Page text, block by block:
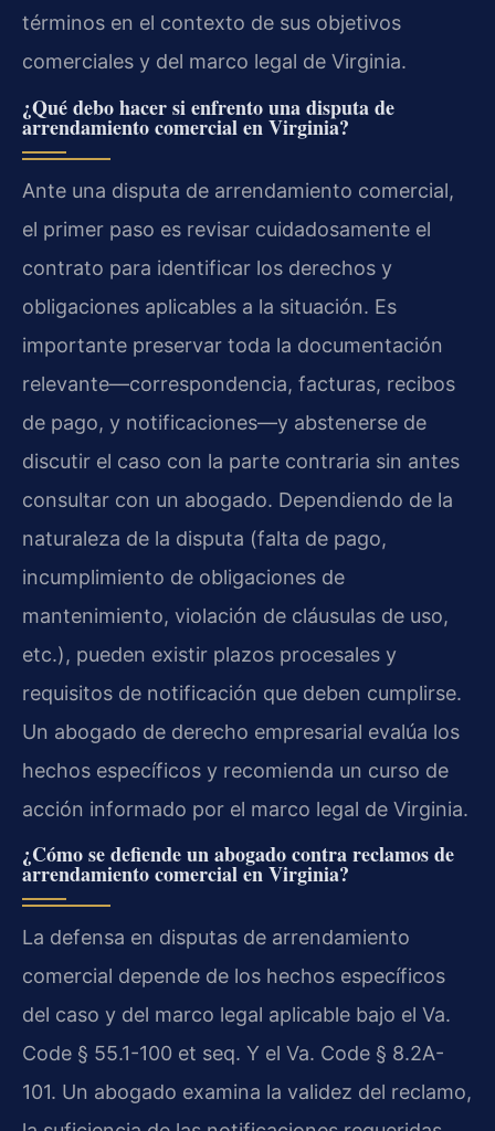
términos en el contexto de sus objetivos
comerciales y del marco legal de Virginia.
¿Qué debo hacer si enfrento una disputa de
arrendamiento comercial en Virginia?
Ante una disputa de arrendamiento comercial,
el primer paso es revisar cuidadosamente el
contrato para identificar los derechos y
obligaciones aplicables a la situación. Es
importante preservar toda la documentación
relevante—correspondencia, facturas, recibos
de pago, y notificaciones—y abstenerse de
discutir el caso con la parte contraria sin antes
consultar con un abogado. Dependiendo de la
naturaleza de la disputa (falta de pago,
incumplimiento de obligaciones de
mantenimiento, violación de cláusulas de uso,
etc.), pueden existir plazos procesales y
requisitos de notificación que deben cumplirse.
Un abogado de derecho empresarial evalúa los
hechos específicos y recomienda un curso de
acción informado por el marco legal de Virginia.
¿Cómo se defiende un abogado contra reclamos de
arrendamiento comercial en Virginia?
La defensa en disputas de arrendamiento
comercial depende de los hechos específicos
del caso y del marco legal aplicable bajo el Va.
Code § 55.1-100 et seq. Y el Va. Code § 8.2A-
101. Un abogado examina la validez del reclamo,